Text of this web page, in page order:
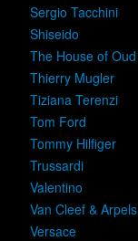
Sergio Tacchini
Shiseido
The House of Oud
Thierry Mugler
Tiziana Terenzi
Tom Ford
Tommy Hilfiger
Trussardi
Valentino
Van Cleef & Arpels
Versace